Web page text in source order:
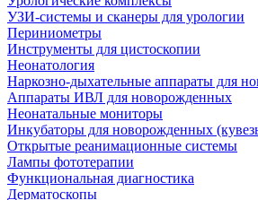
УЗИ-системы и сканеры для урологии
Периниометры
Инструменты для цистоскопии
Неонатология
Наркозно-дыхательные аппараты для
Аппараты ИВЛ для новорожденных
Неонатальные мониторы
Инкубаторы для новорожденных
Открытые реанимационные системы
Лампы фототерапии
Функциональная диагностика
Дерматоскопы